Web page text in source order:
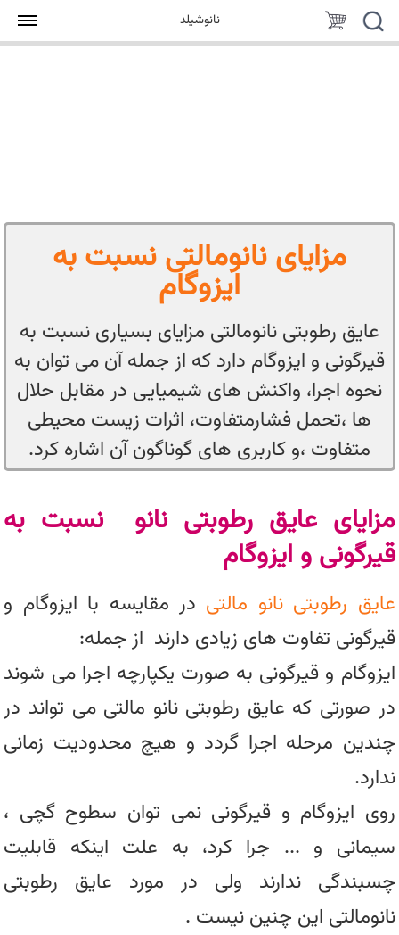
نانوشیلد
مزایای نانومالتی نسبت به
ایزوگام
عایق رطوبتی نانومالتی مزایای بسیاری نسبت به
قیرگونی و ایزوگام دارد که از جمله آن می توان به
نحوه اجرا، واکنش های شیمیایی در مقابل حلال
ها ،تحمل فشارمتفاوت، اثرات زیست محیطی
متفاوت ،و کاربری های گوناگون آن اشاره کرد.
مزایای عایق رطوبتی نانو نسبت به
قیرگونی و ایزوگام
عایق رطوبتی نانو مالتی در مقایسه با ایزوگام و
قیرگونی تفاوت های زیادی دارند از جمله:
ایزوگام و قیرگونی به صورت یکپارچه اجرا می شوند
در صورتی که عایق رطوبتی نانو مالتی می تواند در
چندین مرحله اجرا گردد و هیچ محدودیت زمانی
ندارد.
روی ایزوگام و قیرگونی نمی توان سطوح گچی ،
سیمانی و ... جرا کرد، به علت اینکه قابلیت
چسبندگی ندارند ولی در مورد عایق رطوبتی
نانومالتی این چنین نیست .
جستجو
سبد